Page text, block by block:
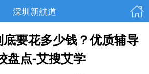
深圳新航道
要花多少钱？优质辅导
盘点-艾搜艾学